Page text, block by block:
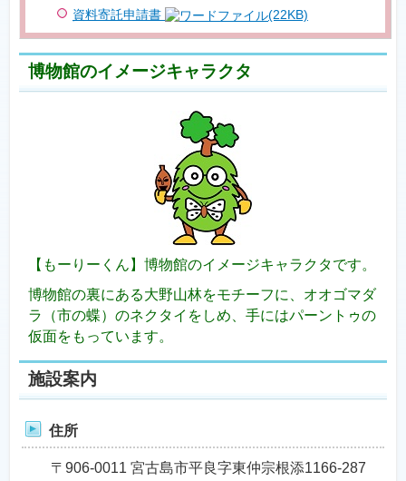
資料寄託申請書
(22KB)
博物館のイメージキャラクタ
【もーりー くん】 博物館のイメージキャラクタです。
博物館の裏にある大野山林をモチーフに、オオゴマダ
ラ（市の蝶）のネクタイをしめ、手にはパーントゥの
仮面をもっています。
施設案内
住所
〒906-0011 宮古島市平良字東仲宗根添1166-287